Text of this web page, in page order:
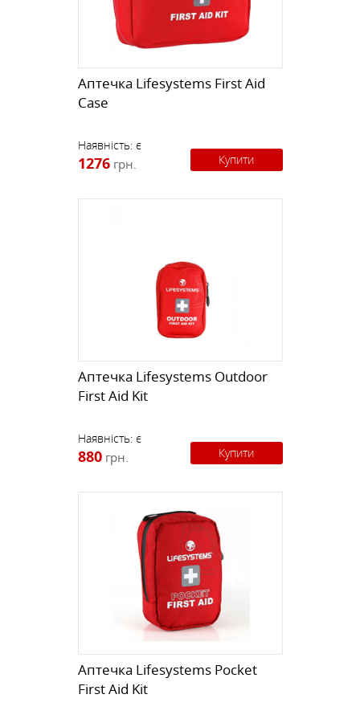
Аптечка Lifesystems First Aid
Case
Наявність: є
1276 грн. Купити
Аптечка Lifesystems Outdoor
First Aid Kit
Наявність: є
880 грн. Купити
Аптечка Lifesystems Pocket
First Aid Kit